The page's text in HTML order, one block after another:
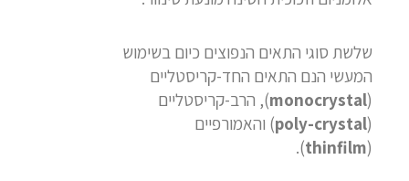
שלשת סוגי התאים הנפוצים כיום בשימוש
המעשי הנם התאים החד-קריסטליים
(
monocrystal), הרב-קריסטליים
(
poly-crystal) והאמורפיים
(
thinfilm
).